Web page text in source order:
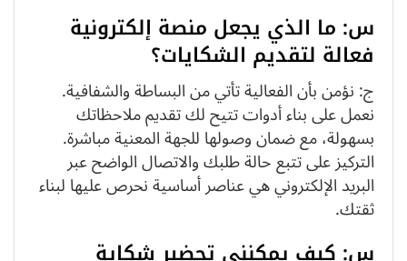
س: ما الذي يجعل منصة إلكترونية
فعالة لتقديم الشكايات؟
ج: نؤمن بأن الفعالية تأتي من البساطة والشفافية.
نعمل على بناء أدوات تتيح لك تقديم ملاحظاتك
بسهولة، مع ضمان وصولها للجهة المعنية مباشرة.
التركيز على تتبع حالة طلبك والاتصال الواضح عبر
البريد الإلكتروني هي عناصر أساسية نحرص عليها لبناء
ثقتك.
س: كيف يمكنني تحضير شكاية